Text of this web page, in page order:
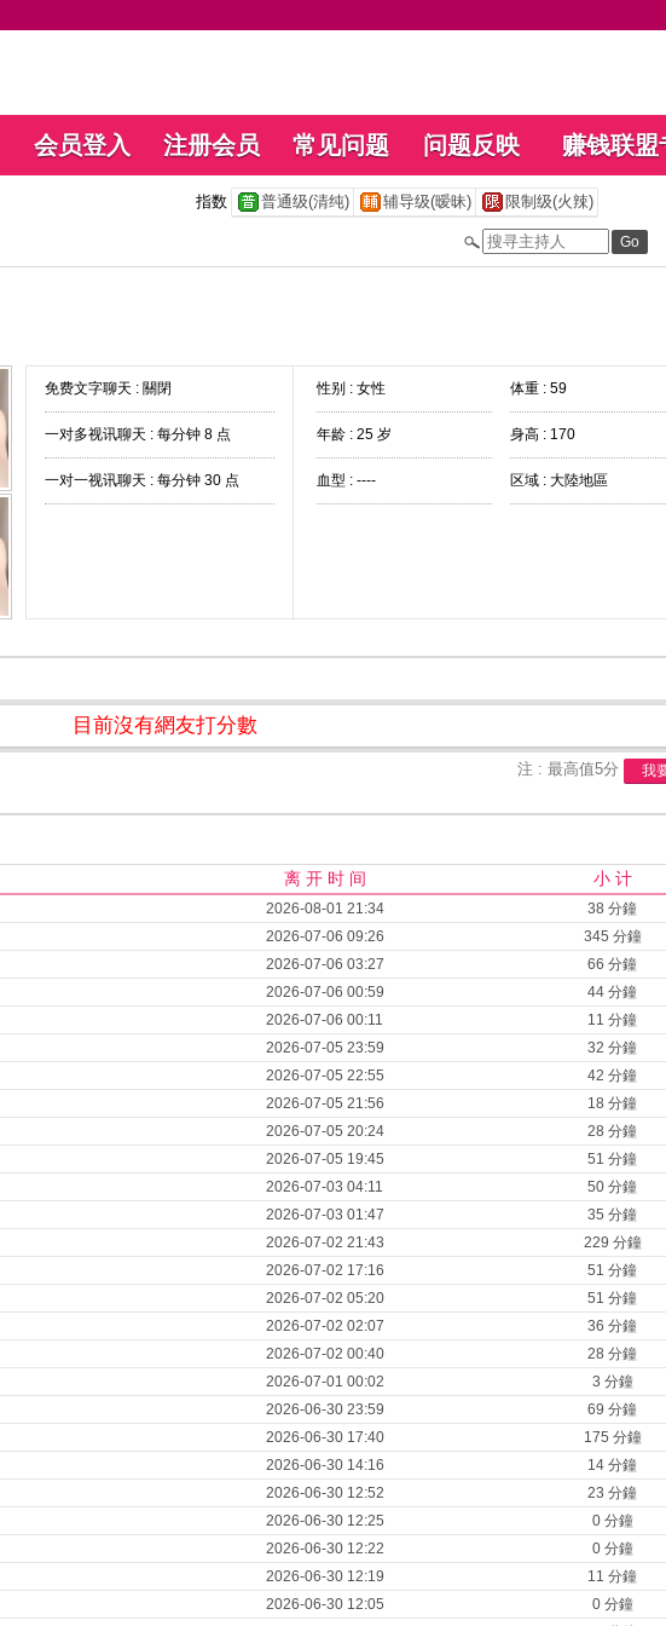
会员登入 注册会员 常见问题 问题反映 赚钱联盟
指数 普通级(清纯) 辅导级(暧昧) 限制级(火辣)
免费文字聊天 : 關閉
一对多视讯聊天 : 每分钟 8 点
一对一视讯聊天 : 每分钟 30 点
性别 : 女性 体重 : 59
年龄 : 25 岁 身高 : 170
血型 : ---- 区域 : 大陸地區
目前沒有網友打分數
注 : 最高值5分 我
离 开 时 间 小 计
2026-08-01 21:34
38 分鐘
2026-07-06 09:26
345 分鐘
2026-07-06 03:27
66 分鐘
2026-07-06 00:59
44 分鐘
2026-07-06 00:11
11 分鐘
2026-07-05 23:59
32 分鐘
2026-07-05 22:55
42 分鐘
2026-07-05 21:56
18 分鐘
2026-07-05 20:24
28 分鐘
2026-07-05 19:45
51 分鐘
2026-07-03 04:11
50 分鐘
2026-07-03 01:47
35 分鐘
2026-07-02 21:43
229 分鐘
2026-07-02 17:16
51 分鐘
2026-07-02 05:20
51 分鐘
2026-07-02 02:07
36 分鐘
2026-07-02 00:40
28 分鐘
2026-07-01 00:02
3 分鐘
2026-06-30 23:59
69 分鐘
2026-06-30 17:40
175 分鐘
2026-06-30 14:16
14 分鐘
2026-06-30 12:52
23 分鐘
2026-06-30 12:25
0 分鐘
2026-06-30 12:22
0 分鐘
2026-06-30 12:19
11 分鐘
2026-06-30 12:05
0 分鐘